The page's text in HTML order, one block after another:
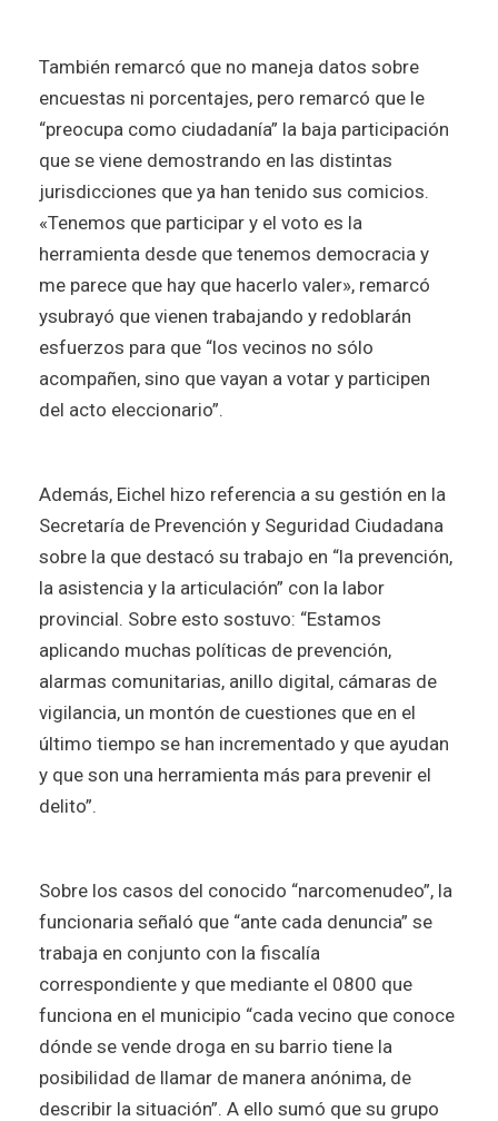
También remarcó que no maneja datos sobre
encuestas ni porcentajes, pero remarcó que le
“preocupa como ciudadanía” la baja participación
que se viene demostrando en las distintas
jurisdicciones que ya han tenido sus comicios.
«Tenemos que participar y el voto es la
herramienta desde que tenemos democracia y
me parece que hay que hacerlo valer», remarcó
ysubrayó que vienen trabajando y redoblarán
esfuerzos para que “los vecinos no sólo
acompañen, sino que vayan a votar y participen
del acto eleccionario”.
Además, Eichel hizo referencia a su gestión en la
Secretaría de Prevención y Seguridad Ciudadana
sobre la que destacó su trabajo en “la prevención,
la asistencia y la articulación” con la labor
provincial. Sobre esto sostuvo: “Estamos
aplicando muchas políticas de prevención,
alarmas comunitarias, anillo digital, cámaras de
vigilancia, un montón de cuestiones que en el
último tiempo se han incrementado y que ayudan
y que son una herramienta más para prevenir el
delito”.
Sobre los casos del conocido “narcomenudeo”, la
funcionaria señaló que “ante cada denuncia” se
trabaja en conjunto con la fiscalía
correspondiente y que mediante el 0800 que
funciona en el municipio “cada vecino que conoce
dónde se vende droga en su barrio tiene la
posibilidad de llamar de manera anónima, de
describir la situación”. A ello sumó que su grupo